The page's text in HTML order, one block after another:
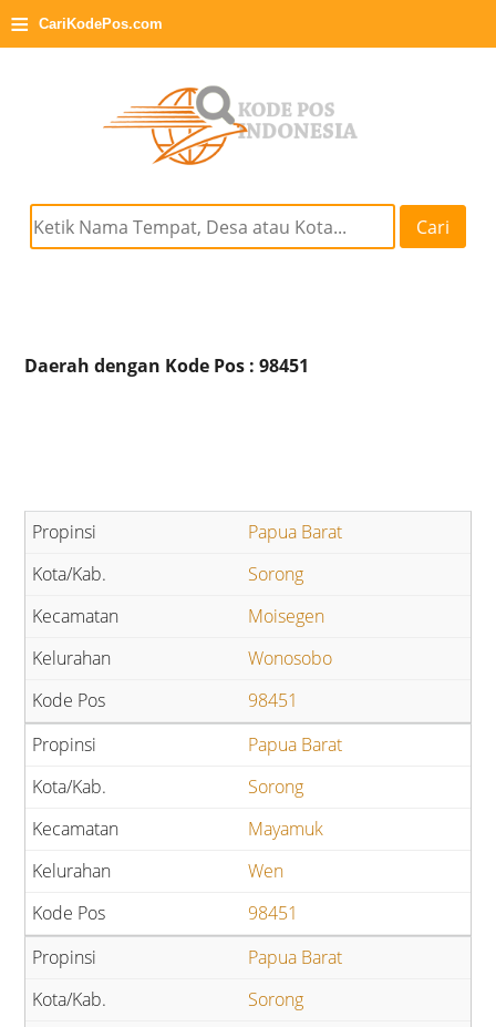
≡ CariKodePos.com
Cari
Daerah dengan Kode Pos : 98451
Papua Barat
Sorong
Moisegen
Wonosobo
98451
Papua Barat
Sorong
Mayamuk
Wen
98451
Papua Barat
Sorong